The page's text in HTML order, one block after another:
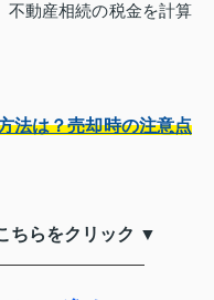
不動産相続の税金を計算
法は？売却時の注意点
ちらをクリック ▼